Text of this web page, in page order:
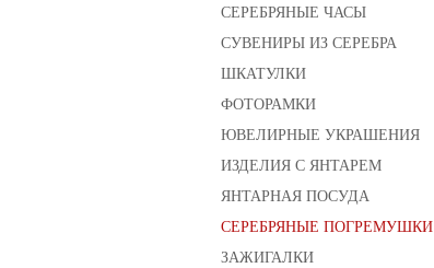
СЕРЕБРЯНЫЕ ЧАСЫ
СУВЕНИРЫ ИЗ СЕРЕБРА
ШКАТУЛКИ
ФОТОРАМКИ
ЮВЕЛИРНЫЕ УКРАШЕНИЯ
ИЗДЕЛИЯ С ЯНТАРЕМ
ЯНТАРНАЯ ПОСУДА
СЕРЕБРЯНЫЕ ПОГРЕМУШКИ
ЗАЖИГАЛКИ